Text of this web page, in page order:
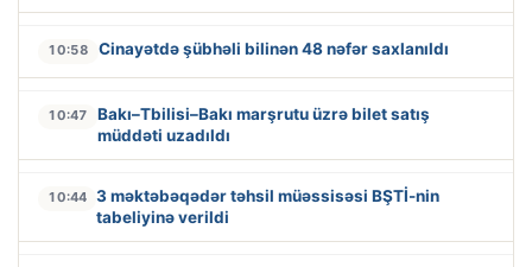
10:58 Cinayətdə şübhəli bilinən 48 nəfər saxlanıldı
10:47
Bakı–Tbilisi–Bakı marşrutu üzrə bilet satış
müddəti uzadıldı
10:44 3 məktəbəqədər təhsil müəssisəsi BŞTİ-nin
tabeliyinə verildi